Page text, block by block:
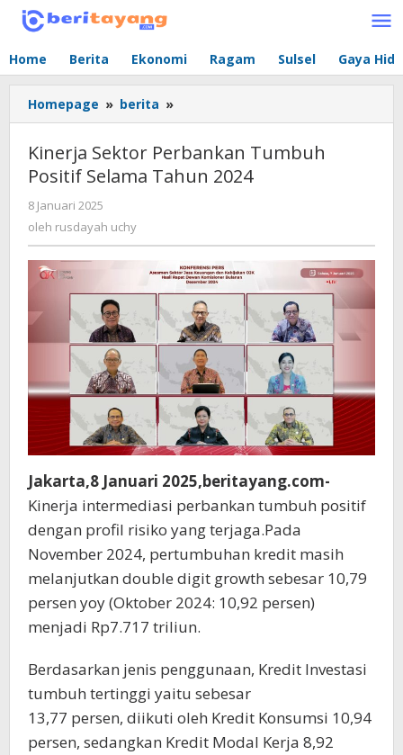
Lewati
Home Berita Ekonomi Ragam Sulsel Gaya
Homepage » berita »
Sektor
Perbankan
Tumbuh
Positif
Kinerja Sektor Perbankan Tumbuh
Positif Selama Tahun 2024
8 Januari 2025
rusdayah
uchy
oleh rusdayah uchy
Jakarta,8 Januari 2025,beritayang.com-
Kinerja intermediasi perbankan tumbuh positif
dengan profil risiko yang terjaga.Pada
November 2024, pertumbuhan kredit masih
melanjutkan double digit growth sebesar 10,79
persen yoy (Oktober 2024: 10,92 persen)
menjadi Rp7.717 triliun.
Berdasarkan jenis penggunaan, Kredit Investasi
tumbuh tertinggi yaitu sebesar
13,77 persen, diikuti oleh Kredit Konsumsi 10,94
persen, sedangkan Kredit Modal Kerja 8,92